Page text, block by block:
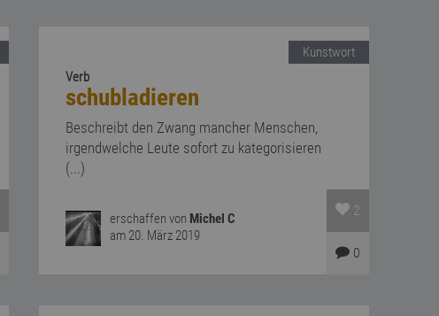
Kunstwort
Verb
schubladieren
Beschreibt den Zwang mancher Menschen,
irgendwelche Leute sofort zu kategorisieren
(...)
erschaffen von Michel C
am 20. März 2019
2
0